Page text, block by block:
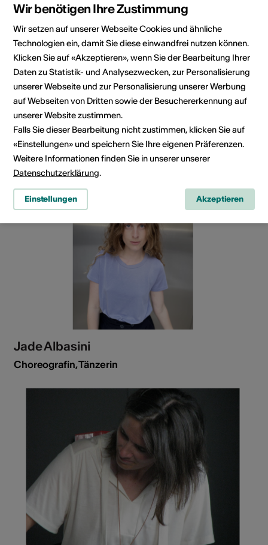
Diane Albasini
Regisseurin, Schauspielerin, Filmschauspielerin
Jade Albasini
Choreografin, Tänzerin
Wir benötigen Ihre Zustimmung
Wir setzen auf unserer Webseite Cookies und ähnliche
Technologien ein, damit Sie diese einwandfrei nutzen können.
Klicken Sie auf «Akzeptieren», wenn Sie der Bearbeitung Ihrer
Daten zu Statistik- und Analysezwecken, zur Personalisierung
unserer Webseite und zur Personalisierung unserer Werbung
auf Webseiten von Dritten sowie der Besuchererkennung auf
unserer Website zustimmen.
Falls Sie dieser Bearbeitung nicht zustimmen, klicken Sie auf
«Einstellungen» und speichern Sie Ihre eigenen Präferenzen.
Weitere Informationen finden Sie in unserer unserer
Datenschutzerklärung.
Einstellungen Akzeptieren